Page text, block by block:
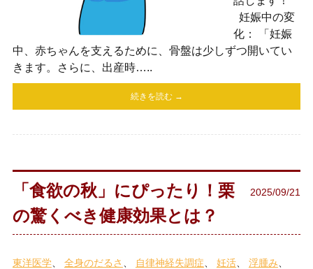
妊娠中の変
化： 「妊娠
中、赤ちゃんを支えるために、骨盤は少しずつ開いてい
きます。さらに、出産時…..
続きを読む →
「食欲の秋」にぴったり！栗
の驚くべき健康効果とは？
2025/09/21
東洋医学 全身のだるさ 自律神経失調症 妊活
浮腫み